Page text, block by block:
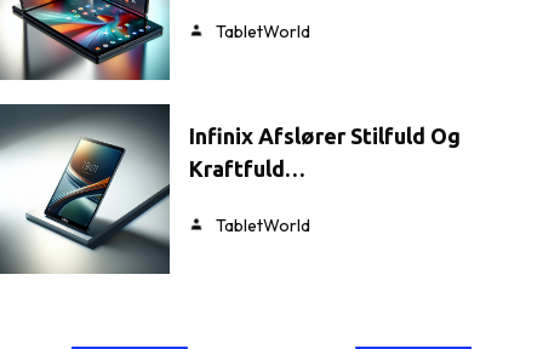
TabletWorld
Infinix Afslører Stilfuld Og
Kraftfuld…
TabletWorld